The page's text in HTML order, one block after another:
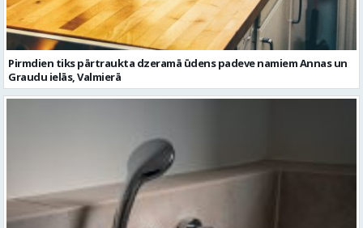
Pirmdien tiks pārtraukta dzeramā ūdens padeve namiem Annas un
Graudu ielās, Valmierā